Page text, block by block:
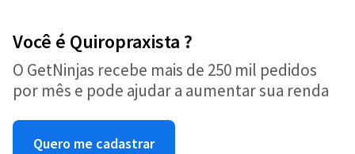
Você é Quiropraxista ?
O GetNinjas recebe mais de 250 mil pedidos
por mês e pode ajudar a aumentar sua renda
Quero me cadastrar